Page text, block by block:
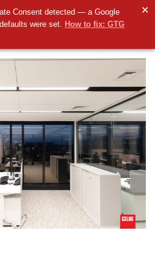
Consent detected — a Google
were set. How to fix: GTG
✕